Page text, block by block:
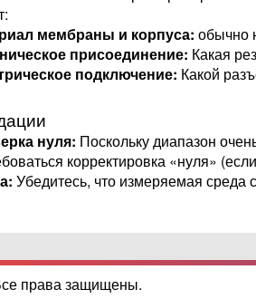
мембраны и корпуса: обычно
присоединение: Какая
подключение: Какой
нуля: Поскольку диапазон
корректировка «нуля»
Убедитесь, что измеряемая
права защищены.